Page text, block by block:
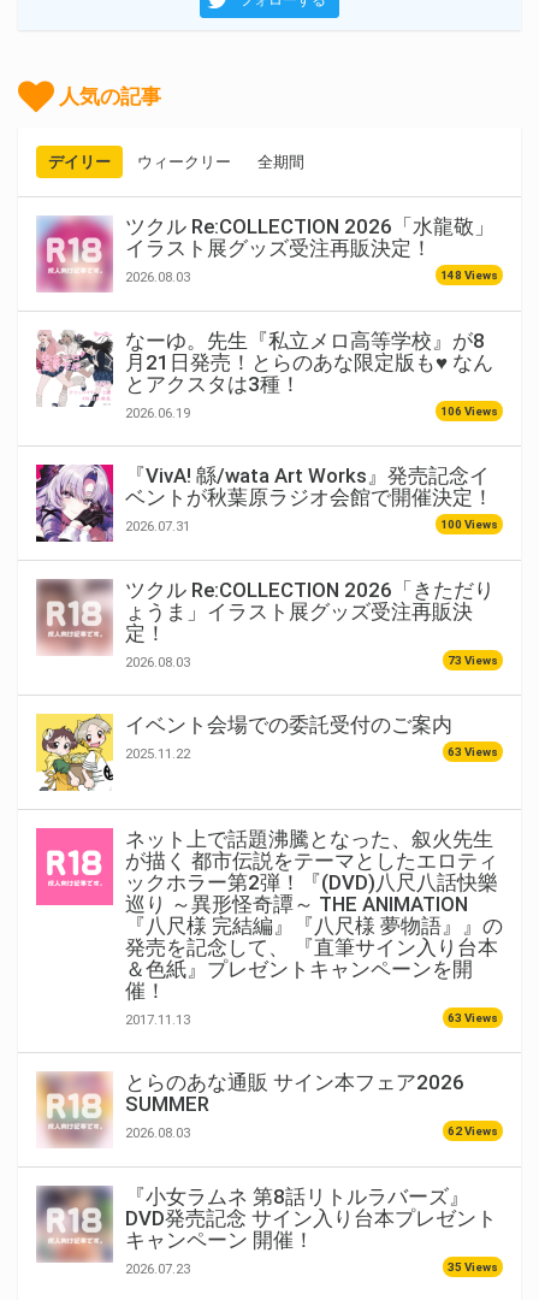
人気の記事
デイリー ウィークリー 全期間
ツクル Re:COLLECTION 2026「水龍敬」
イラスト展グッズ受注再販決定！
2026.08.03 148 Views
なーゆ。先生『私立メロ高等学校』が8
月21日発売！とらのあな限定版も♥ なん
とアクスタは3種！
2026.06.19 106 Views
『VivA! 緜/wata Art Works』発売記念イ
ベントが秋葉原ラジオ会館で開催決定！
2026.07.31 100 Views
ツクル Re:COLLECTION 2026「きただり
ょうま」イラスト展グッズ受注再販決
定！
2026.08.03 73 Views
イベント会場での委託受付のご案内
2025.11.22 63 Views
ネット上で話題沸騰となった、叙火先生
が描く 都市伝説をテーマとしたエロティ
ックホラー第2弾！『(DVD)八尺八話快樂
巡り ～異形怪奇譚～ THE ANIMATION
『八尺様 完結編』『八尺様 夢物語』』の
発売を記念して、 『直筆サイン入り台本
＆色紙』プレゼントキャンペーンを開
催！
2017.11.13 63 Views
とらのあな通販 サイン本フェア2026
SUMMER
2026.08.03 62 Views
『小女ラムネ 第8話リトルラバーズ』
DVD発売記念 サイン入り台本プレゼント
キャンペーン 開催！
2026.07.23 35 Views